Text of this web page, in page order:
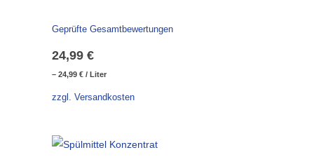
Geprüfte Gesamtbewertungen
24,99 €
– 24,99 € / Liter
zzgl. Versandkosten